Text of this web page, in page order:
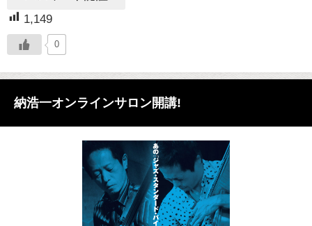
1,149
0
納浩一オンラインサロン開講!